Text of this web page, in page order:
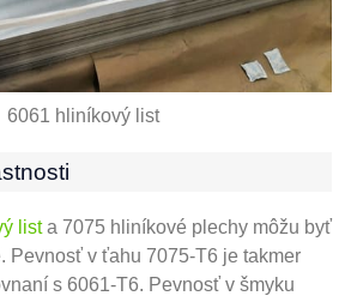
6061 hliníkový list
lista 7075 hliníkové plechy môžu byť
Pevnosť v ťahu 7075-T6 je takmer
s 6061-T6. Pevnosť v šmyku